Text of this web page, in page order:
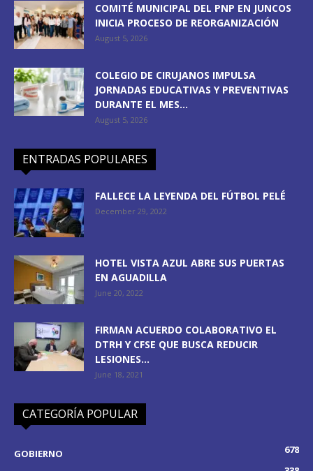
COMITÉ MUNICIPAL DEL PNP EN JUNCOS
INICIA PROCESO DE REORGANIZACIÓN
August 5, 2026
COLEGIO DE CIRUJANOS IMPULSA
JORNADAS EDUCATIVAS Y PREVENTIVAS
DURANTE EL MES...
August 5, 2026
ENTRADAS POPULARES
FALLECE LA LEYENDA DEL FÚTBOL PELÉ
December 29, 2022
HOTEL VISTA AZUL ABRE SUS PUERTAS
EN AGUADILLA
June 20, 2022
FIRMAN ACUERDO COLABORATIVO EL
DTRH Y CFSE QUE BUSCA REDUCIR
LESIONES...
June 18, 2021
CATEGORÍA POPULAR
GOBIERNO
678